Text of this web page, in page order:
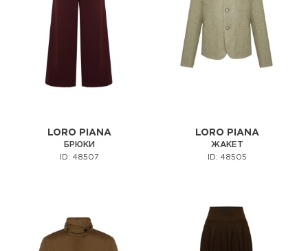
LORO PIANA
БРЮКИ
ID: 48507
LORO PIANA
ЖАКЕТ
ID: 48505